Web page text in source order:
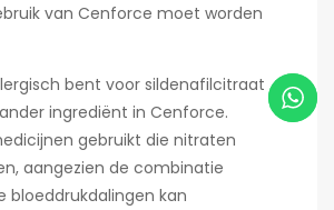
van Cenforce moet worden
bent voor sildenafilcitraat
ingrediënt in Cenforce.
gebruikt die nitraten
aangezien de combinatie
bloeddrukdalingen kan